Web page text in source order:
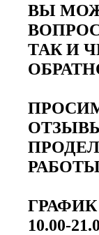
ВЫ
ТАК И
10.00-